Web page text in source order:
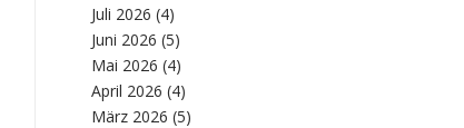
Juli 2026 (4)
Juni 2026 (5)
Mai 2026 (4)
April 2026 (4)
März 2026 (5)